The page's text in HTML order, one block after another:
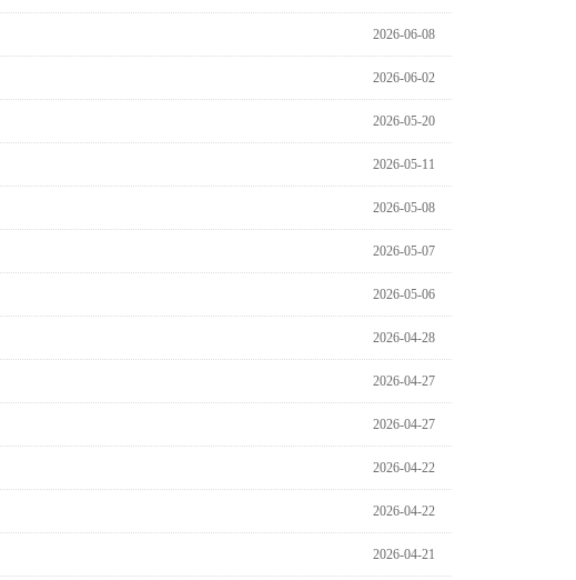
2026-06-08
2026-06-02
2026-05-20
2026-05-11
2026-05-08
2026-05-07
2026-05-06
2026-04-28
2026-04-27
2026-04-27
2026-04-22
2026-04-22
2026-04-21